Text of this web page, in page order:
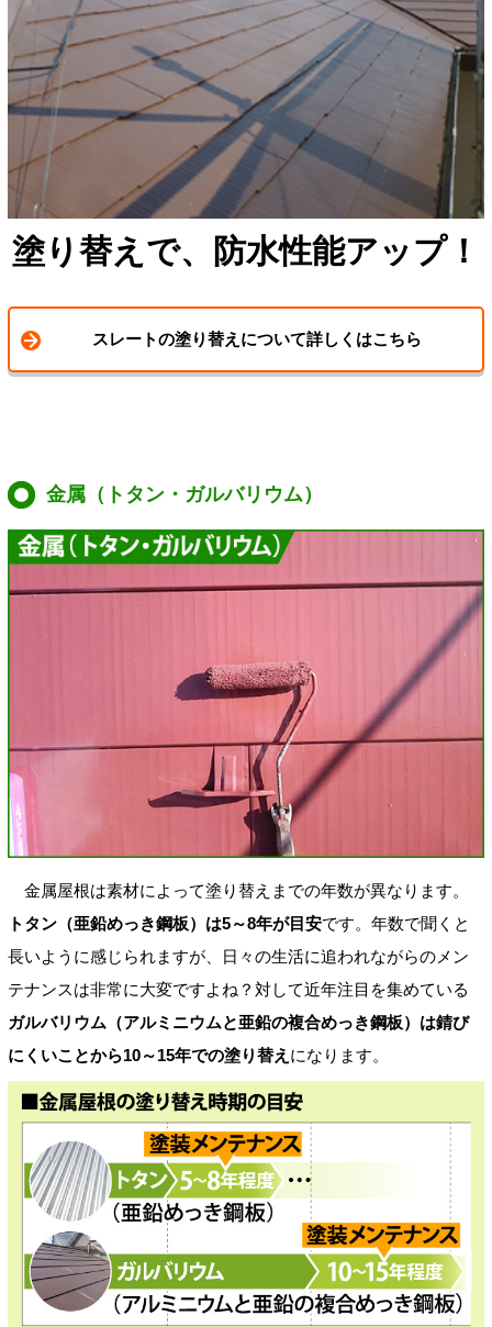
塗り替えで、防水性能アップ！
スレートの塗り替えについて詳しくはこちら
金属（トタン・ガルバリウム）
金属屋根は素材によって塗り替えまでの年数が異なります。
トタン（亜鉛めっき鋼板）は5～8年が目安です。年数で聞くと
長いように感じられますが、日々の生活に追われながらのメン
テナンスは非常に大変ですよね？対して近年注目を集めている
ガルバリウム（アルミニウムと亜鉛の複合めっき鋼板）は錆び
にくいことから10～15年での塗り替え になります。